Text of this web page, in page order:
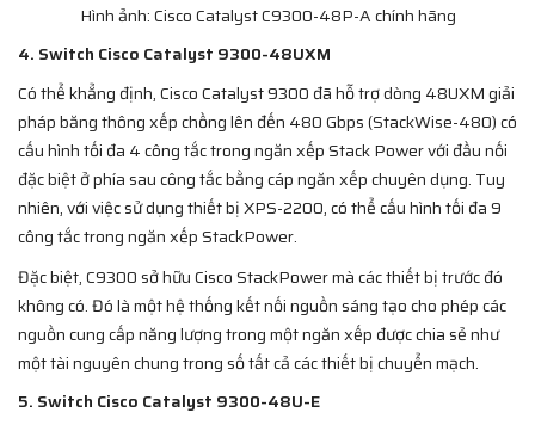
Hình ảnh: Cisco Catalyst C9300-48P-A chính hãng
4. Switch Cisco Catalyst 9300-48UXM
Có thể khẳng định, Cisco Catalyst 9300 đã hỗ trợ dòng 48UXM giải
pháp băng thông xếp chồng lên đến 480 Gbps (StackWise-480) có
cấu hình tối đa 4 công tắc trong ngăn xếp Stack Power với đầu nối
đặc biệt ở phía sau công tắc bằng cáp ngăn xếp chuyên dụng. Tuy
nhiên, với việc sử dụng thiết bị XPS-2200, có thể cấu hình tối đa 9
công tắc trong ngăn xếp StackPower.
Đặc biệt, C9300 sở hữu Cisco StackPower mà các thiết bị trước đó
không có. Đó là một hệ thống kết nối nguồn sáng tạo cho phép các
nguồn cung cấp năng lượng trong một ngăn xếp được chia sẻ như
một tài nguyên chung trong số tất cả các thiết bị chuyển mạch.
5. Switch Cisco Catalyst 9300-48U-E